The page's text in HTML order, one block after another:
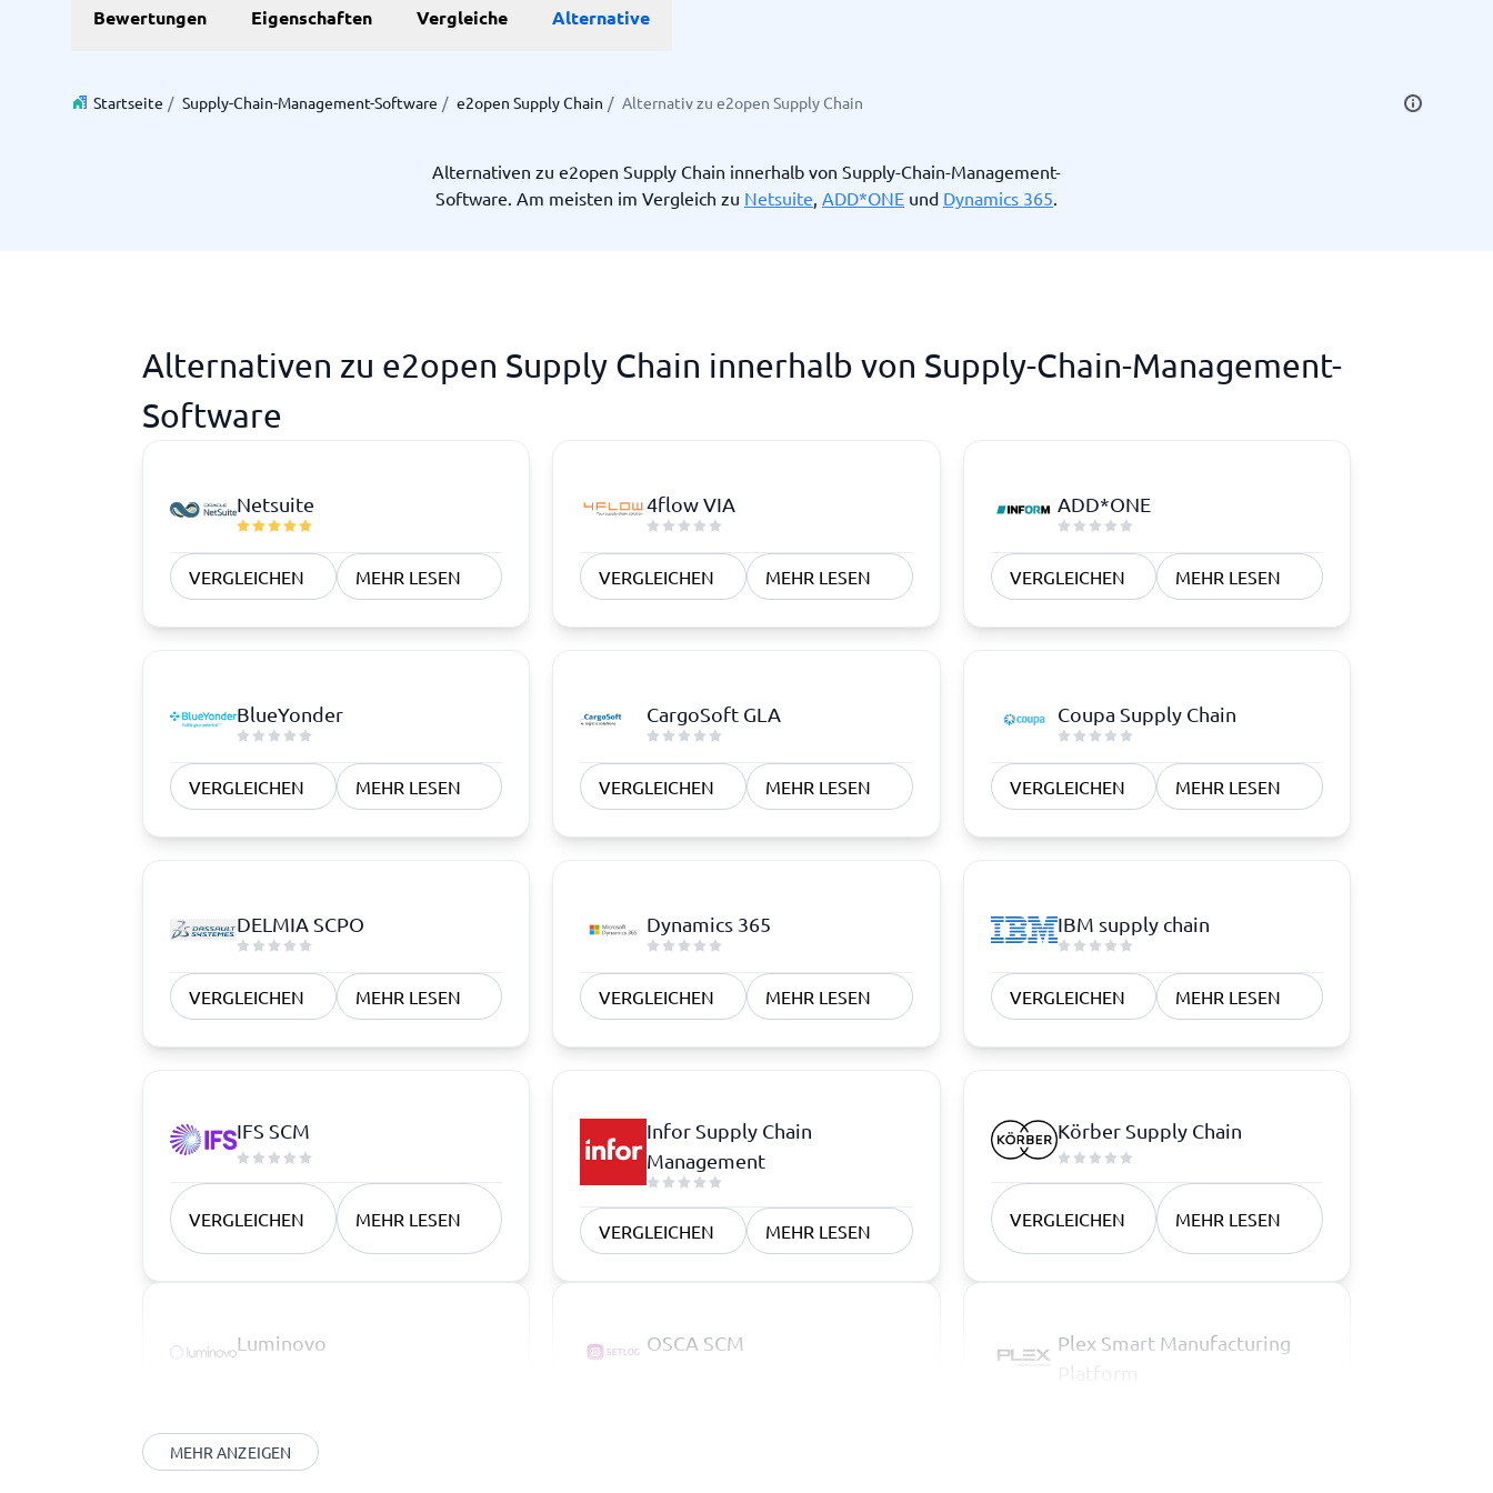
Personalmanagementsystem
Zeiterfassungssystem
Bewertungen Eigenschaften Vergleiche Alternative
Startseite / Supply-Chain-Management-Software / e2open Supply Chain / Alternativ zu e2open Supply Chain
Alternativen zu e2open Supply Chain innerhalb von Supply-Chain-Management-
Software. Am meisten im Vergleich zu Netsuite, ADD*ONE und Dynamics 365.
Alternativen zu e2open Supply Chain innerhalb von Supply-Chain-Management-
Software
Netsuite
VERGLEICHEN MEHR LESEN
4flow VIA
VERGLEICHEN MEHR LESEN
ADD*ONE
VERGLEICHEN MEHR LESEN
BlueYonder
VERGLEICHEN MEHR LESEN
CargoSoft GLA
VERGLEICHEN MEHR LESEN
Coupa Supply Chain
VERGLEICHEN MEHR LESEN
DELMIA SCPO
VERGLEICHEN MEHR LESEN
Dynamics 365
VERGLEICHEN MEHR LESEN
IBM supply chain
VERGLEICHEN MEHR LESEN
IFS SCM
VERGLEICHEN MEHR LESEN
Infor Supply Chain
Management
VERGLEICHEN MEHR LESEN
Körber Supply Chain
VERGLEICHEN MEHR LESEN
Luminovo OSCA SCM
Plex Smart Manufacturing
Platform
MEHR ANZEIGEN